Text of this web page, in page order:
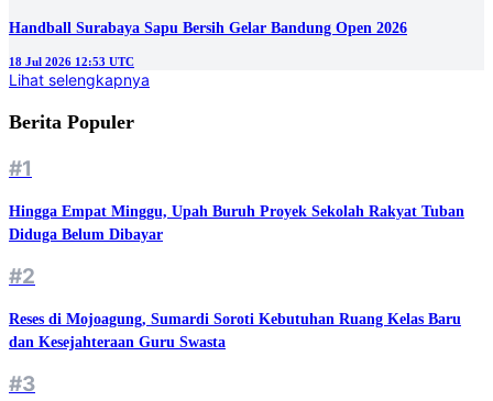
Handball Surabaya Sapu Bersih Gelar Bandung Open 2026
18 Jul 2026 12:53 UTC
Lihat selengkapnya
Berita Populer
#1
Hingga Empat Minggu, Upah Buruh Proyek Sekolah Rakyat Tuban
Diduga Belum Dibayar
#2
Reses di Mojoagung, Sumardi Soroti Kebutuhan Ruang Kelas Baru
dan Kesejahteraan Guru Swasta
#3